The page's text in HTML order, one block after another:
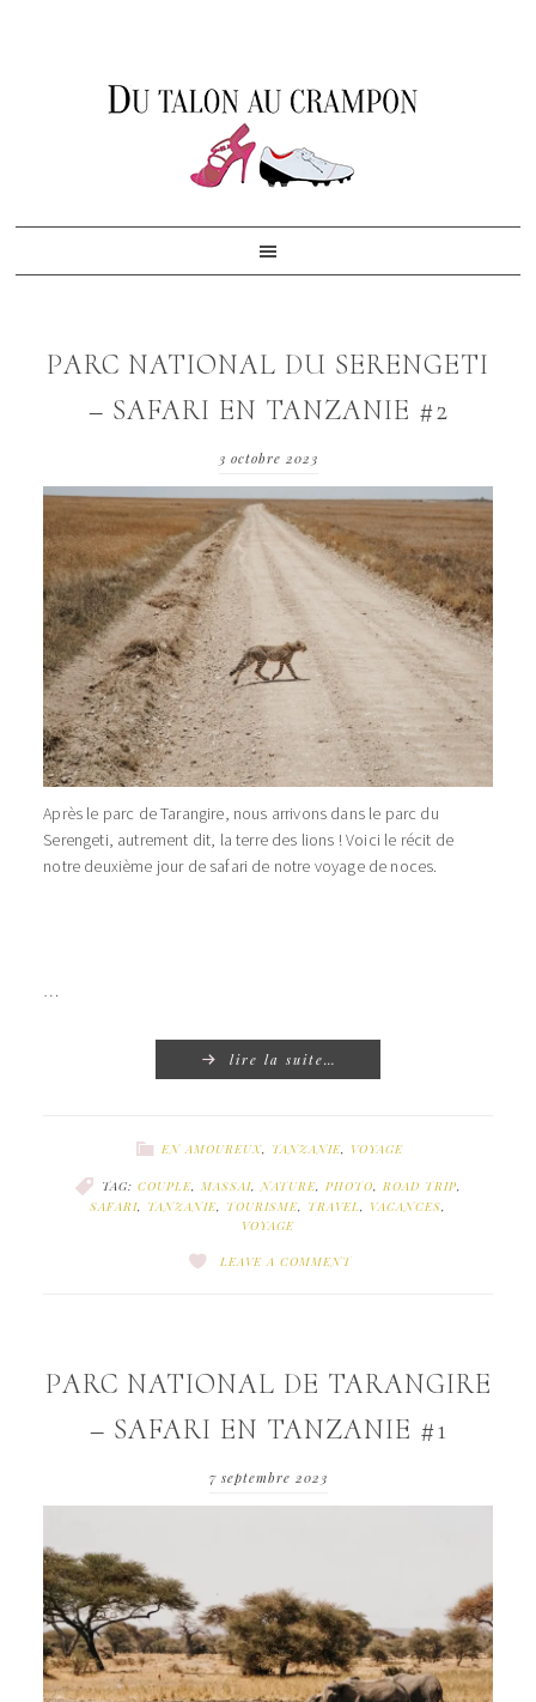
PARC NATIONAL DU SERENGETI
– SAFARI EN TANZANIE #2
3 octobre 2023
Après le parc de Tarangire, nous arrivons dans le parc du
Serengeti, autrement dit, la terre des lions ! Voici le récit de
notre deuxième jour de safari de notre voyage de noces.
…
lire la suite…
EN AMOUREUX, TANZANIE, VOYAGE
TAG: COUPLE MASSAI NATURE PHOTO ROAD TRIP
SAFARI
TANZANIE TOURISME TRAVEL VACANCES
VOYAGE
LEAVE A COMMENT
PARC NATIONAL DE TARANGIRE
– SAFARI EN TANZANIE #1
7 septembre 2023